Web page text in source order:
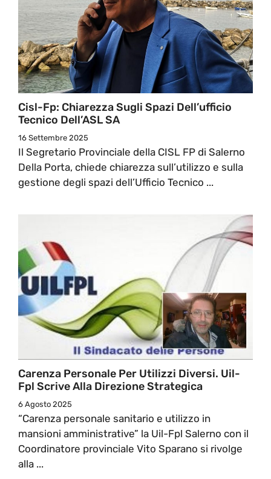
Cisl-Fp: Chiarezza Sugli Spazi Dell’ufficio
Tecnico Dell’ASL SA
16 Settembre 2025
Il Segretario Provinciale della CISL FP di Salerno
Della Porta, chiede chiarezza sull’utilizzo e sulla
gestione degli spazi dell’Ufficio Tecnico ...
Carenza Personale Per Utilizzi Diversi. Uil-
Fpl Scrive Alla Direzione Strategica
6 Agosto 2025
“Carenza personale sanitario e utilizzo in
mansioni amministrative” la Uil-Fpl Salerno con il
Coordinatore provinciale Vito Sparano si rivolge
alla ...